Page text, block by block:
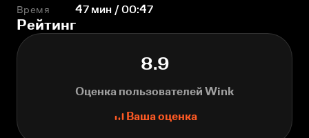
Время 47 мин / 00:47
Рейтинг
8.9
Оценка пользователей Wink
Ваша оценка